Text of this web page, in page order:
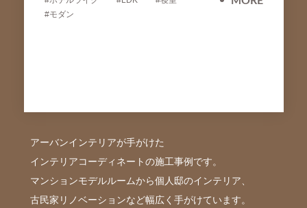
アーバンインテリアが手がけた
インテリアコーディネートの施工事例です。
マンションモデルルームから個人邸のインテリア、
古民家リノベーションなど幅広く手がけています。
#モダン